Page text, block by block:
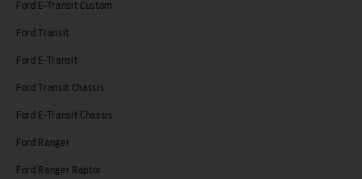
Ford E-Transit Custom
Ford Transit
Ford E-Transit
Ford Transit Chassis
Ford E-Transit Chassis
Ford Ranger
Ford Ranger Raptor